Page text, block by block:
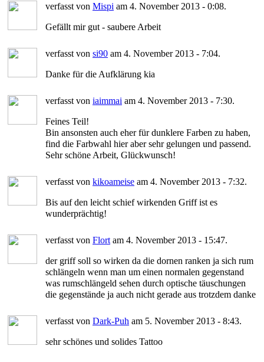
verfasst von Mispi am 4. November 2013 - 0:08.
Gefällt mir gut - saubere Arbeit
verfasst von si90 am 4. November 2013 - 7:04.
Danke für die Aufklärung kia
verfasst von iaimmai am 4. November 2013 - 7:30.
Feines Teil!
Bin ansonsten auch eher für dunklere Farben zu haben,
find die Farbwahl hier aber sehr gelungen und passend.
Sehr schöne Arbeit, Glückwunsch!
verfasst von kikoameise am 4. November 2013 - 7:32.
Bis auf den leicht schief wirkenden Griff ist es
wunderprächtig!
verfasst von Flort am 4. November 2013 - 15:47.
der griff soll so wirken da die dornen ranken ja sich rum
schlängeln wenn man um einen normalen gegenstand
was rumschlängeld sehen durch optische täuschungen
die gegenstände ja auch nicht gerade aus trotzdem danke
verfasst von Dark-Puh am 5. November 2013 - 8:43.
sehr schönes und solides Tattoo